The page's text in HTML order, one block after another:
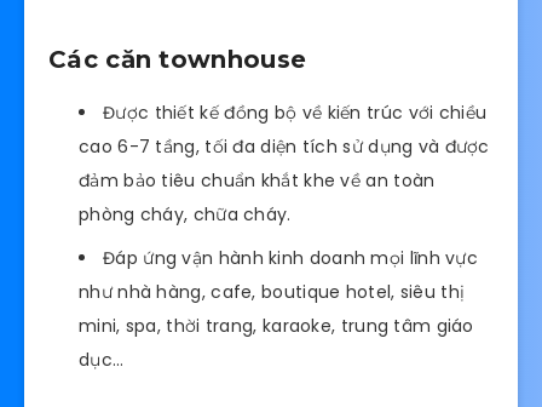
Các căn townhouse
Được thiết kế đồng bộ về kiến trúc với chiều
cao 6-7 tầng, tối đa diện tích sử dụng và được
đảm bảo tiêu chuẩn khắt khe về an toàn
phòng cháy, chữa cháy.
Đáp ứng vận hành kinh doanh mọi lĩnh vực
như nhà hàng, cafe, boutique hotel, siêu thị
mini, spa, thời trang, karaoke, trung tâm giáo
dục…